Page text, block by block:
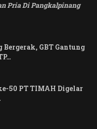
Pria Di Pangkalpinang
Bergerak, GBT Gantung
50 PT TIMAH Digelar